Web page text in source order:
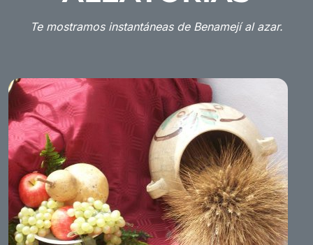
Te mostramos instantáneas de Benamejí al azar.